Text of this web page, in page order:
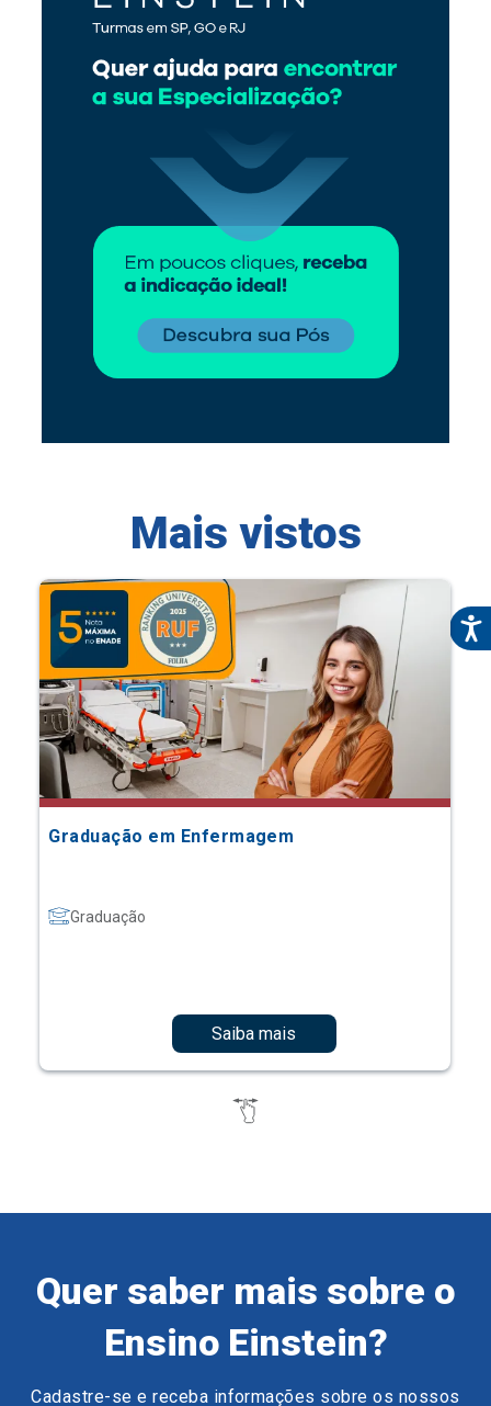
Mais vistos
Graduação em Enfermagem
Graduação
Saiba mais
Quer saber mais sobre o
Ensino Einstein?
Cadastre-se e receba informações sobre os nossos